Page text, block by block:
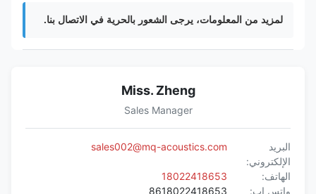
لمزيد من المعلومات، يرجى الشعور بالحرية في الاتصال بنا.
Miss. Zheng
Sales Manager
الإلكتروني:
sales002@mq-acoustics.com
الهاتف:
18022418653
واتس اب:
8618022418653